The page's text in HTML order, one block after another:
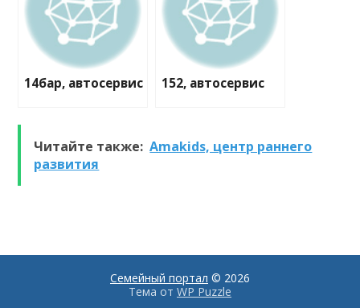
14бар, автосервис 152, автосервис
Читайте также: Amakids, центр раннего
развития
Семейный портал © 2026
Тема от WP Puzzle